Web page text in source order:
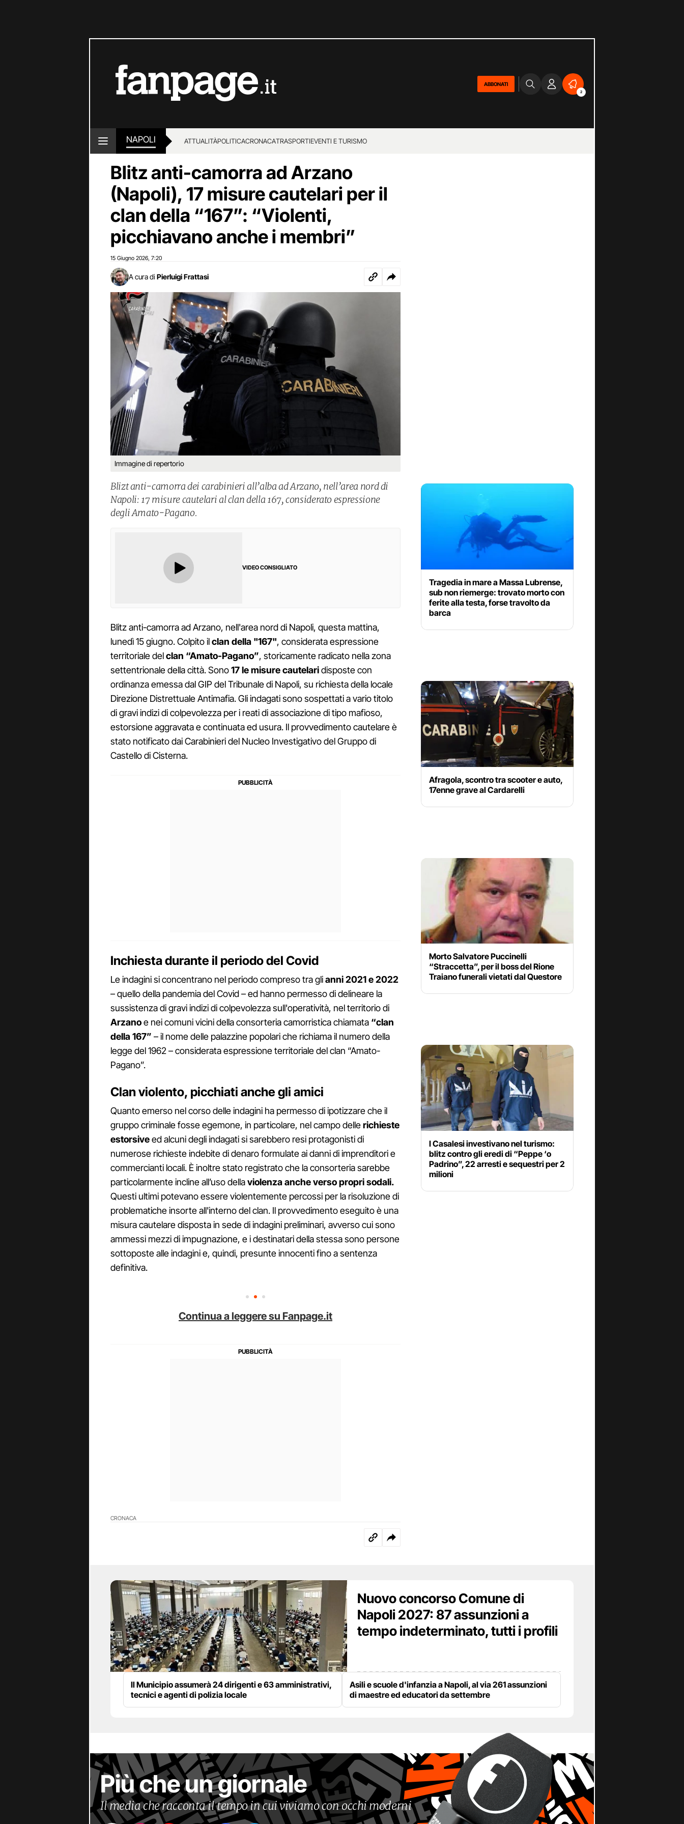
ABBONATI
2
NAPOLI ATTUALITÀPOLITICACRONACATRASPORTIEVENTI E TURISMO
Blitz anti-camorra ad Arzano
(Napoli), 17 misure cautelari per il
clan della “167”: “Violenti,
picchiavano anche i membri”
15 Giugno 2026 7:20
A cura di Pierluigi Frattasi
Immagine di repertorio
Blizt anti-camorra dei carabinieri all’alba ad Arzano, nell’area nord di
Napoli: 17 misure cautelari al clan della 167, considerato espressione
degli Amato-Pagano.
VIDEO CONSIGLIATO
Blitz anti-camorra ad Arzano, nell'area nord di Napoli, questa mattina,
lunedì 15 giugno. Colpito ilclan della "167", considerata espressione
territoriale delclan “Amato-Pagano”, storicamente radicato nella zona
settentrionale della città. Sono17 le misure cautelaridisposte con
ordinanza emessa dal GIP del Tribunale di Napoli, su richiesta della locale
Direzione Distrettuale Antimafia. Gli indagati sono sospettati a vario titolo
di gravi indizi di colpevolezza per i reati di associazione di tipo mafioso,
estorsione aggravata e continuata ed usura. Il provvedimento cautelare è
stato notificato dai Carabinieri del Nucleo Investigativo del Gruppo di
Castello di Cisterna.
Inchiesta durante il periodo del Covid
Le indagini si concentrano nel periodo compreso tra glianni 2021 e 2022
– quello della pandemia del Covid – ed hanno permesso di delineare la
sussistenza di gravi indizi di colpevolezza sull'operatività, nel territorio di
Arzanoe nei comuni vicini della consorteria camorristica chiamata “clan
della 167” – il nome delle palazzine popolari che richiama il numero della
legge del 1962 – considerata espressione territoriale del clan “Amato-
Pagano”.
Clan violento, picchiati anche gli amici
Quanto emerso nel corso delle indagini ha permesso di ipotizzare che il
gruppo criminale fosse egemone, in particolare, nel campo dellerichieste
estorsiveed alcuni degli indagati si sarebbero resi protagonisti di
numerose richieste indebite di denaro formulate ai danni di imprenditori e
commercianti locali. È inoltre stato registrato che la consorteria sarebbe
particolarmente incline all’uso dellaviolenza anche verso propri sodali.
Questi ultimi potevano essere violentemente percossi per la risoluzione di
problematiche insorte all'interno del clan. Il provvedimento eseguito è una
misura cautelare disposta in sede di indagini preliminari, avverso cui sono
ammessi mezzi di impugnazione, e i destinatari della stessa sono persone
sottoposte alle indagini e, quindi, presunte innocenti fino a sentenza
definitiva.
Continua a leggere su Fanpage.it
CRONACA
Tragedia in mare a Massa Lubrense,
sub non riemerge: trovato morto con
ferite alla testa, forse travolto da
barca
Afragola, scontro tra scooter e auto,
17enne grave al Cardarelli
Morto Salvatore Puccinelli
“Straccetta”, per il boss del Rione
Traiano funerali vietati dal Questore
I Casalesi investivano nel turismo:
blitz contro gli eredi di “Peppe ‘o
Padrino”, 22 arresti e sequestri per 2
milioni
Nuovo concorso Comune di
Napoli 2027: 87 assunzioni a
tempo indeterminato, tutti i profili
Il Municipio assumerà 24 dirigenti e 63 amministrativi,
tecnici e agenti di polizia locale
Asili e scuole d'infanzia a Napoli, al via 261 assunzioni
di maestre ed educatori da settembre
Più che un giornale
Il media che racconta il tempo in cui viviamo con occhi moderni